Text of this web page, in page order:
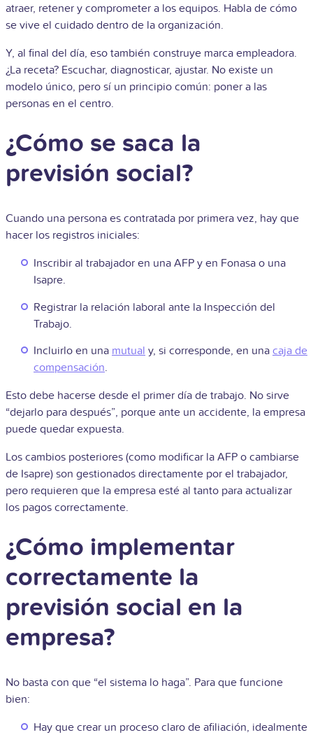
atraer, retener y comprometer a los equipos. Habla de cómo
se vive el cuidado dentro de la organización.
Y, al final del día, eso también construye marca empleadora.
¿La receta? Escuchar, diagnosticar, ajustar. No existe un
modelo único, pero sí un principio común: poner a las
personas en el centro.
¿Cómo se saca la
previsión social?
Cuando una persona es contratada por primera vez, hay que
hacer los registros iniciales:
Inscribir al trabajador en una AFP y en Fonasa o una
Isapre.
Registrar la relación laboral ante la Inspección del
Trabajo.
Incluirlo en una mutual y, si corresponde, en una caja de
compensación.
Esto debe hacerse desde el primer día de trabajo. No sirve
“dejarlo para después”, porque ante un accidente, la empresa
puede quedar expuesta.
Los cambios posteriores (como modificar la AFP o cambiarse
de Isapre) son gestionados directamente por el trabajador,
pero requieren que la empresa esté al tanto para actualizar
los pagos correctamente.
¿Cómo implementar
correctamente la
previsión social en la
empresa?
No basta con que “el sistema lo haga”. Para que funcione
bien:
Hay que crear un proceso claro de afiliación, idealmente